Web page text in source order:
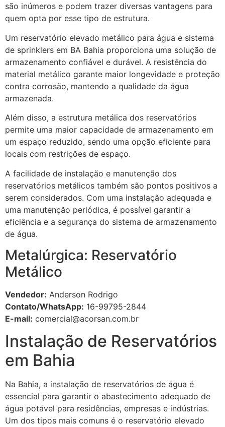
são inúmeros e podem trazer diversas vantagens para
quem opta por esse tipo de estrutura.
Um reservatório elevado metálico para água e sistema
de sprinklers em BA Bahia proporciona uma solução de
armazenamento confiável e durável. A resistência do
material metálico garante maior longevidade e proteção
contra corrosão, mantendo a qualidade da água
armazenada.
Além disso, a estrutura metálica dos reservatórios
permite uma maior capacidade de armazenamento em
um espaço reduzido, sendo uma opção eficiente para
locais com restrições de espaço.
A facilidade de instalação e manutenção dos
reservatórios metálicos também são pontos positivos a
serem considerados. Com uma instalação adequada e
uma manutenção periódica, é possível garantir a
eficiência e a segurança do sistema de armazenamento
de água.
Metalúrgica: Reservatório
Metálico
Vendedor: Anderson Rodrigo
Contato/WhatsApp: 16-99795-2844
E-mail: comercial@acorsan.com.br
Instalação de Reservatórios
em Bahia
Na Bahia, a instalação de reservatórios de água é
essencial para garantir o abastecimento adequado de
água potável para residências, empresas e indústrias.
Um dos tipos mais comuns é o reservatório elevado